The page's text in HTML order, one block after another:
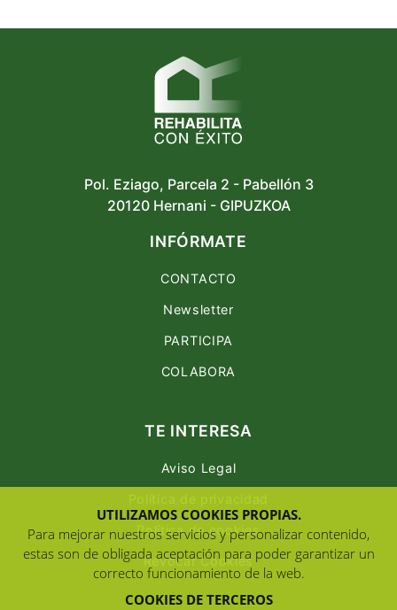
UTILIZAMOS COOKIES PROPIAS.
Para mejorar nuestros servicios y personalizar contenido,
estas son de obligada aceptación para poder garantizar un
correcto funcionamiento de la web.
COOKIES DE TERCEROS
Pol. Eziago, Parcela 2 - Pabellón 3
20120 Hernani - GIPUZKOA
INFÓRMATE
CONTACTO
Newsletter
PARTICIPA
COLABORA
TE INTERESA
Aviso Legal
Política de cookies
Revocar Cookies